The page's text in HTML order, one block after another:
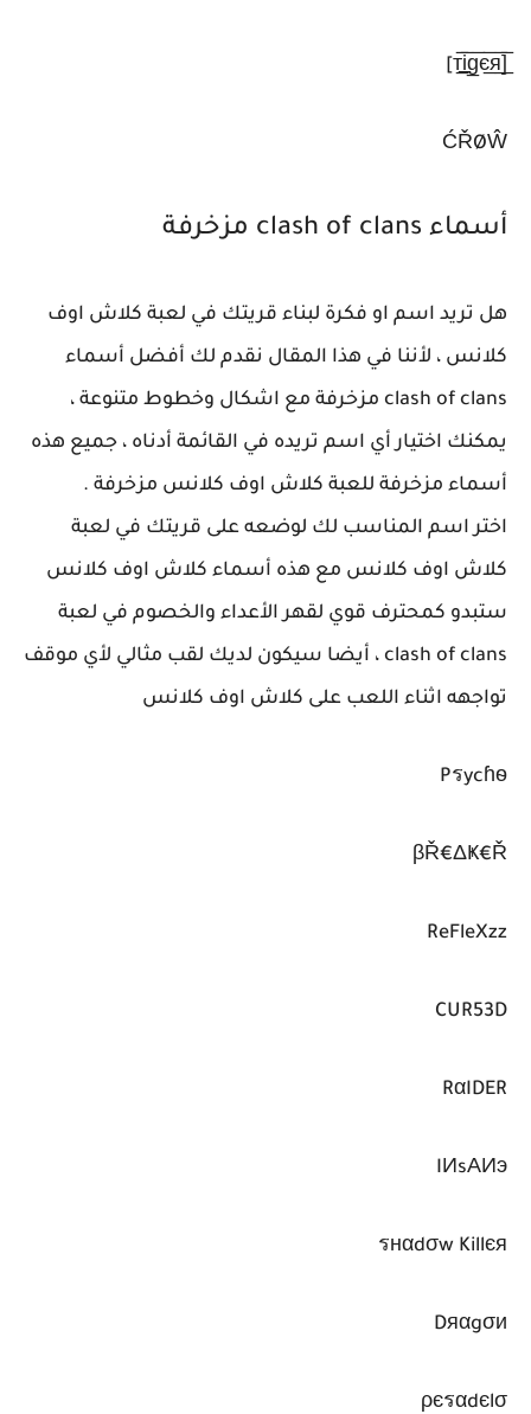
ĆŘØŴ
أسماء clash of clans مزخرفة
هل تريد اسم او فكرة لبناء قريتك في لعبة كلاش اوف
كلانس ، لأننا في هذا المقال نقدم لك أفضل أسماء
clash of clans مزخرفة مع اشكال وخطوط متنوعة ،
يمكنك اختيار أي اسم تريده في القائمة أدناه ، جميع هذه
أسماء مزخرفة للعبة كلاش اوف كلانس مزخرفة .
اختر اسم المناسب لك لوضعه على قريتك في لعبة
كلاش اوف كلانس مع هذه أسماء كلاش اوف كلانس
ستبدو كمحترف قوي لقهر الأعداء والخصوم في لعبة
clash of clans ، أيضا سيكون لديك لقب مثالي لأي موقف
تواجهه اثناء اللعب على كلاش اوف كلانس
Pรycɦѳ
βŘ€ΔҜ€Ř
ReFleXzz
CUR53D
RαIDER
IИsΑИэ
รнαdσw Killєя
Dяαgσи
ρєรαdєlσ